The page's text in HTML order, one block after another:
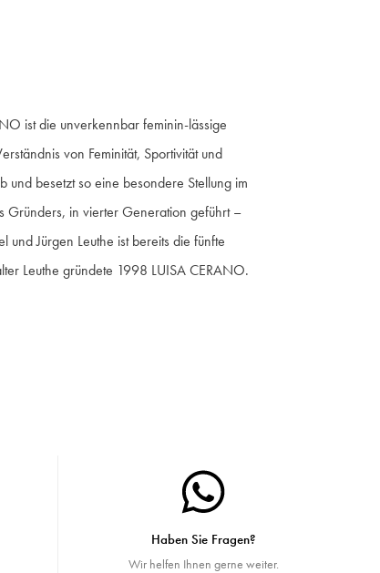
ist die unverkennbar feminin-lässige
von Feminität, Sportivität und
und besetzt so eine besondere Stellung im
Gründers, in vierter Generation geführt –
Jürgen Leuthe ist bereits die fünfte
Leuthe gründete 1998 LUISA CERANO.
Haben Sie Fragen?
Wir helfen Ihnen gerne weiter.